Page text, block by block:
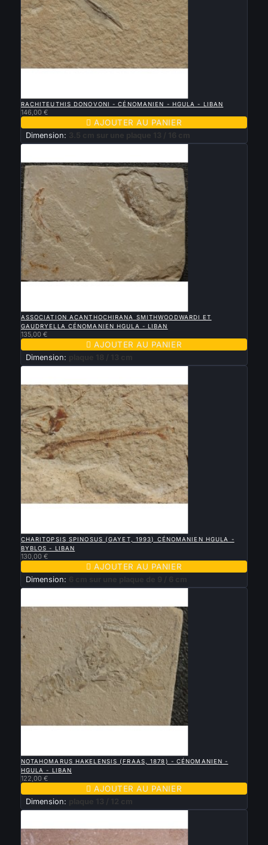
RACHITEUTHIS DONOVONI - CÉNOMANIEN - HGULA - LIBAN
146,00 €
 AJOUTER AU PANIER
Dimension: 3.5 cm sur une plaque 13 / 16 cm
ASSOCIATION ACANTHOCHIRANA SMITHWOODWARDI ET
GAUDRYELLA CÉNOMANIEN HGULA - LIBAN
135,00 €
 AJOUTER AU PANIER
Dimension: plaque 18 / 13 cm
CHARITOPSIS SPINOSUS (GAYET, 1993) CÉNOMANIEN HGULA -
BYBLOS - LIBAN
130,00 €
 AJOUTER AU PANIER
Dimension: 6 cm sur une plaque de 9 / 6 cm
NOTAHOMARUS HAKELENSIS (FRAAS, 1878) - CÉNOMANIEN -
HGULA - LIBAN
122,00 €
 AJOUTER AU PANIER
Dimension: plaque 13 / 12 cm